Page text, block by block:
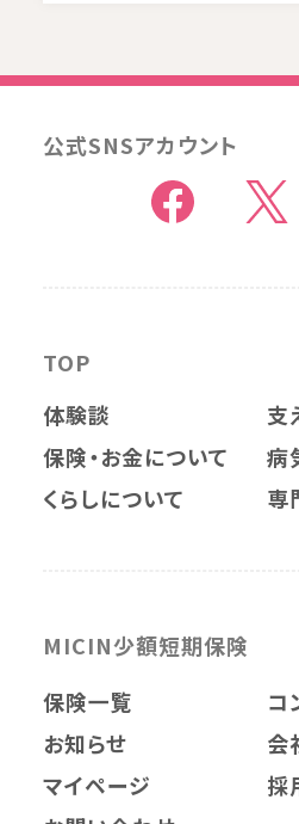
公式SNSアカウント
TOP
体験談
支
保険・お金について
病
くらしについて
専
MICIN少額短期保険
保険一覧
お知らせ
マイページ
コ
会
採